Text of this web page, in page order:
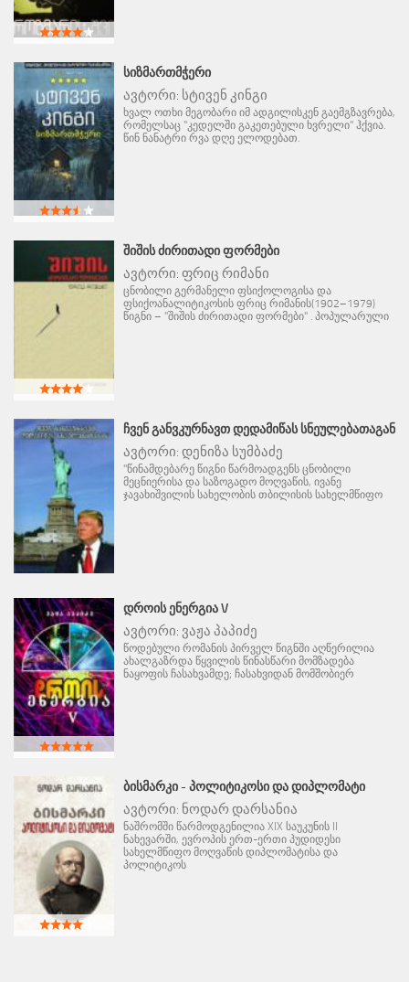
ᲡᲘᲖᲛᲐᲠᲗᲛᲭᲔᲠᲘ
ავტორი: სტივენ კინგი
ხვალ ოთხი მეგობარი იმ ადგილისკენ გაემგზავრება,
რომელსაც "კედელში გაკეთებული ხვრელი" ჰქვია.
წინ ნანატრი რვა დღე ელოდებათ.
ᲨᲘᲨᲘᲡ ᲫᲘᲠᲘᲗᲐᲓᲘ ᲤᲝᲠᲛᲔᲑᲘ
ავტორი: ფრიც რიმანი
ცნობილი გერმანელი ფსიქოლოგისა და
ფსიქოანალიტიკოსის ფრიც რიმანის(1902–1979)
წიგნი – "შიშის ძირითადი ფორმები" . პოპულარული
ᲩᲕᲔᲜ ᲒᲐᲜᲕᲙᲣᲠᲜᲐᲕᲗ ᲓᲔᲓᲐᲛᲘᲬᲐᲡ ᲡᲜᲔᲣᲚᲔᲑᲐᲗᲐᲒᲐᲜ
ავტორი: დენიზა სუმბაძე
"წინამდებარე წიგნი წარმოადგენს ცნობილი
მეცნიერისა და საზოგადო მოღვაწის, ივანე
ჯავახიშვილის სახელობის თბილისის სახელმწიფო
ᲓᲠᲝᲘᲡ ᲔᲜᲔᲠᲒᲘᲐ V
ავტორი: ვაჟა პაპიძე
წოდებული რომანის პირველ წიგნში აღწერილია
ახალგაზრდა წყვილის წინასწარი მომზადება
ნაყოფის ჩასახვამდე; ჩასახვიდან მომშობიერ
ᲑᲘᲡᲛᲐᲠᲙᲘ - ᲞᲝᲚᲘᲢᲘᲙᲝᲡᲘ ᲓᲐ ᲓᲘᲞᲚᲝᲛᲐᲢᲘ
ავტორი: ნოდარ დარსანია
ნაშრომში წარმოდგენილია XIX საუკუნის II
ნახევარში, ევროპის ერთ-ერთი პუდიდესი
სახელმწიფო მოღვაწის დიპლომატისა და
პოლიტიკოს